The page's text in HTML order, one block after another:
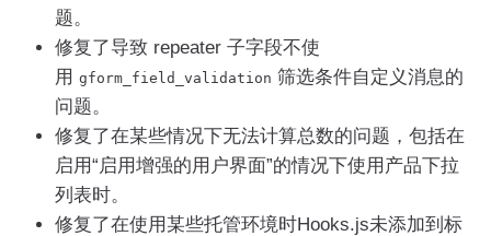
题。
修复了导致 repeater 子字段不使
用 gform_field_validation 筛选条件自定义消息的
问题。
修复了在某些情况下无法计算总数的问题，包括在
启用“启用增强的用户界面”的情况下使用产品下拉
列表时。
修复了在使用某些托管环境时Hooks.js未添加到标